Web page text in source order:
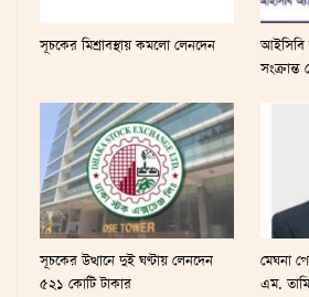
সূচকের মিশ্রাবস্থায় কমলো লেনদেন
আইসিবি
সংক্রান্ত
সূচকের উত্থানে দুই ঘণ্টায় লেনদেন
৫২১ কোটি টাকার
মেঘনা
এম.